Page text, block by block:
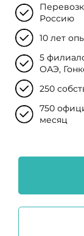
Россию
10 лет
5
ОАЭ,
250
750
месяц